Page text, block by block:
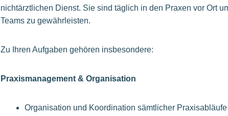
nichtärztlichen Dienst. Sie sind täglich in den Praxen vor Ort
Teams zu gewährleisten.
Zu Ihren Aufgaben gehören insbesondere:
Praxismanagement & Organisation
Organisation und Koordination sämtlicher Praxisabläufe